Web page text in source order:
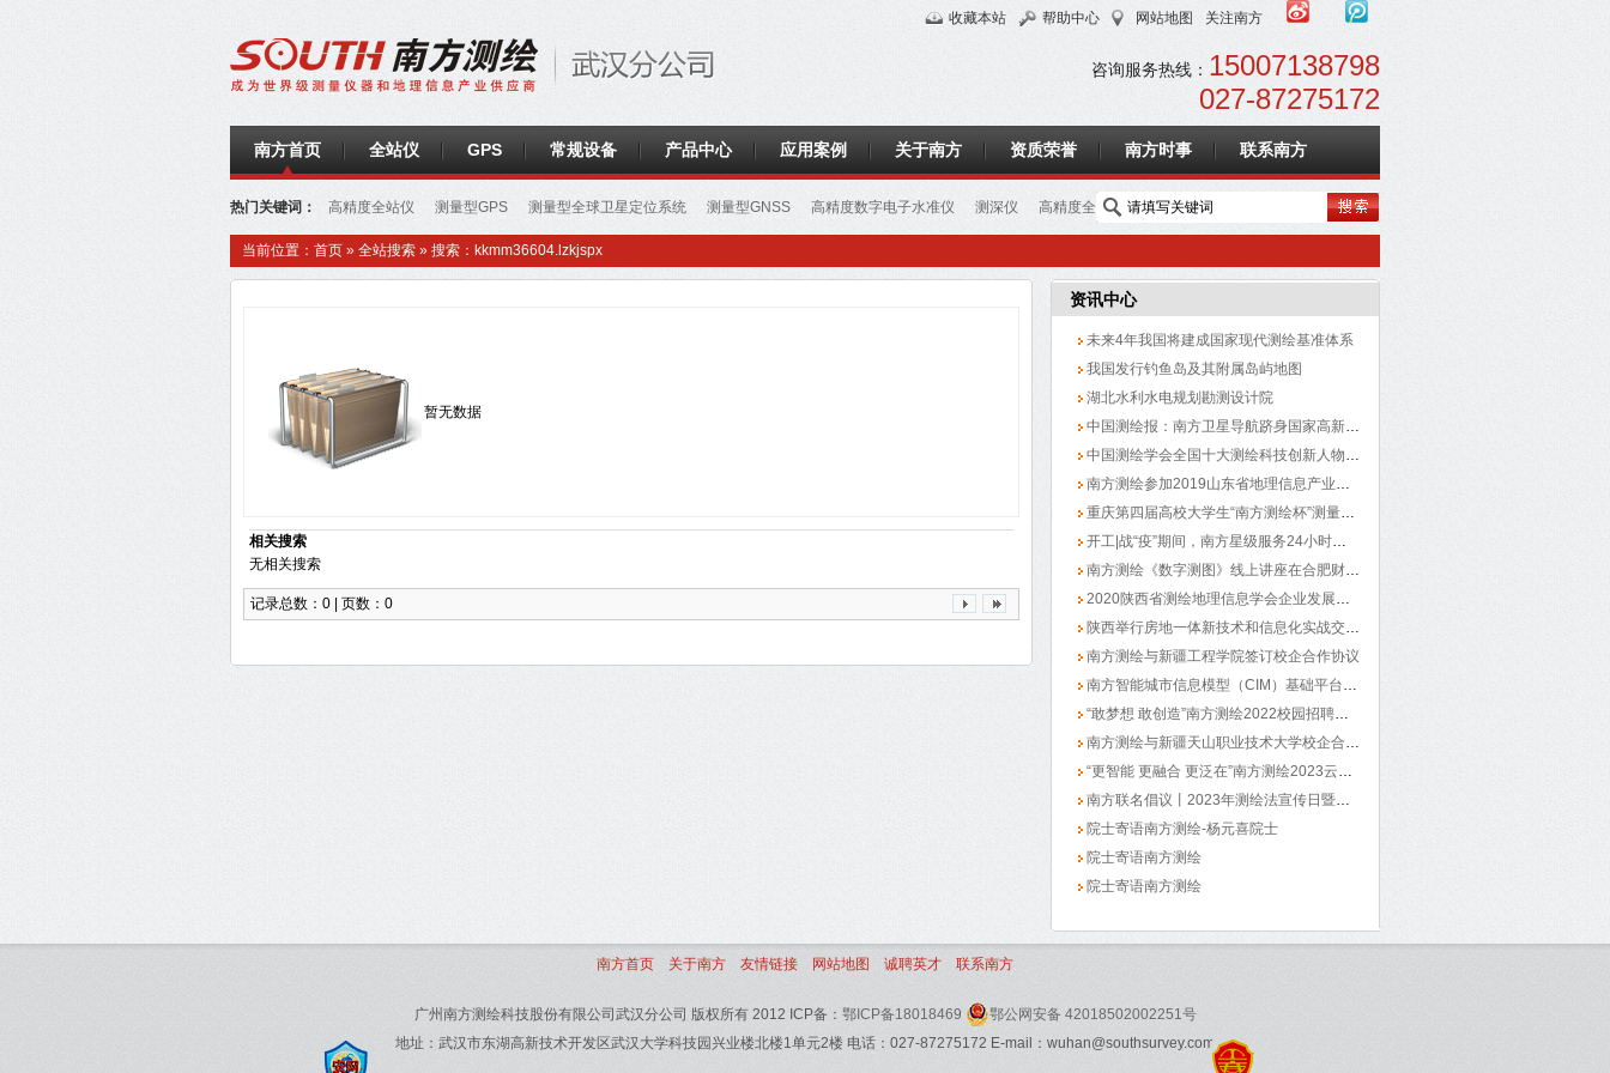
收藏本站 帮助中心 网站地图 关注南方
咨询服务热线： 15007138798
027-87275172
南方首页 全站仪 GPS 常规设备 产品中心 应用案例 关于南方 资质荣誉 南方时事 联系南方
热门关键词： 高精度全站仪 测量型GPS 测量型全球卫星定位系统 测量型GNSS 高精度数字电子水准仪 测深仪
高精度全
站仪
高精度全站仪 南方GPS 电子水准仪
当前位置： 首页 » 全站搜索 » 搜索：kkmm36604.lzkjspx
暂无数据
相关搜索
无相关搜索
记录总数：0 | 页数：0
资讯中心
未来4年我国将建成国家现代测绘基准体系
我国发行钓鱼岛及其附属岛屿地图
湖北水利水电规划勘测设计院
中国测绘报：南方卫星导航跻身国家高新技术企业
中国测绘学会全国十大测绘科技创新人物评选结果公告
南方测绘参加2019山东省地理信息产业大会
重庆第四届高校大学生“南方测绘杯”测量赛圆满落幕
开工|战“疫”期间，南方星级服务24小时在线
南方测绘《数字测图》线上讲座在合肥财经学院举办
2020陕西省测绘地理信息学会企业发展座谈会举办
陕西举行房地一体新技术和信息化实战交流会
南方测绘与新疆工程学院签订校企合作协议
南方智能城市信息模型（CIM）基础平台通过测评
“敢梦想 敢创造”南方测绘2022校园招聘——中南大学
南方测绘与新疆天山职业技术大学校企合作签约仪式举行
“更智能 更融合 更泛在”南方测绘2023云南红河州用户大会
南方联名倡议丨2023年测绘法宣传日暨国家版图意识宣传周系列活动举行
院士寄语南方测绘-杨元喜院士
院士寄语南方测绘
院士寄语南方测绘
南方首页 关于南方 友情链接 网站地图 诚聘英才 联系南方
广州南方测绘科技股份有限公司武汉分公司 版权所有 2012 ICP备： 鄂ICP备18018469
鄂公网安备 42018502002251号
地址：武汉市东湖高新技术开发区武汉大学科技园兴业楼北楼1单元2楼 电话：027-87275172 E-mail：wuhan@southsurvey.com